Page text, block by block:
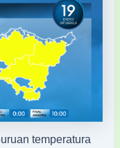
temperatura